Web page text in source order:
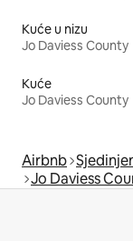
Kuće u nizu
Jo Daviess County
Kuće
Jo Daviess County
Airbnb
Jo Daviess